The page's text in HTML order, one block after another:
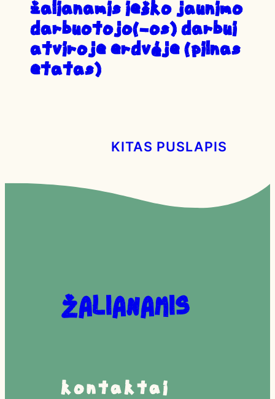
ŽALIANAMIS IEŠKO JAUNIMO
DARBUOTOJO(-OS) DARBUI
ATVIROJE ERDVĖJE (PILNAS
ETATAS)
KITAS PUSLAPIS
Žalianamis
Kontaktai